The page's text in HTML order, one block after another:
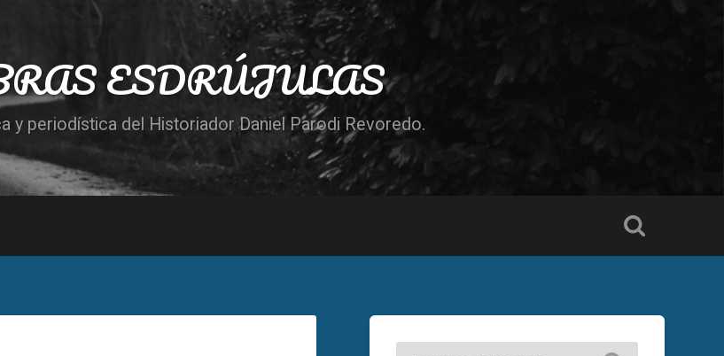
ESDRÚJULAS
y periodística del Historiador Daniel Parodi Revoredo.